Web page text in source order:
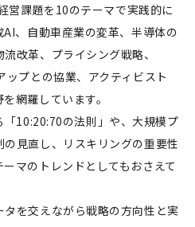
営課題を10のテーマで実践的に
、自動車産業の変革、半導体の
改革、プライシング戦略、
プとの協業、アクティビスト
網羅しています。
10:20:70の法則」や、大規模プ
見直し、リスキリングの重要性
マのトレンドとしてもおさえて
を交えながら戦略の方向性と実